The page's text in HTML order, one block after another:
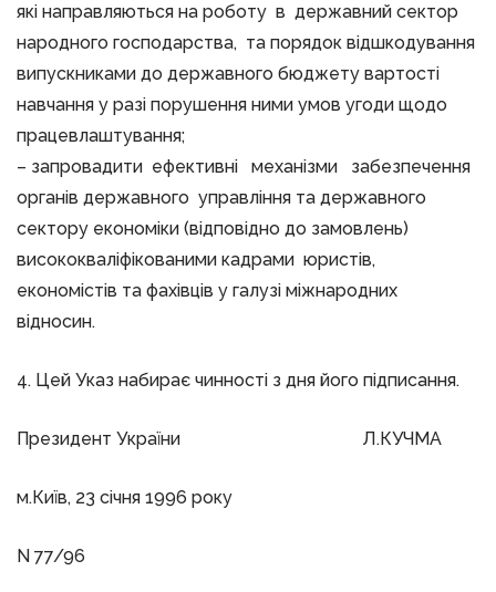
які направляються на роботу в державний сектор
народного господарства, та порядок відшкодування
випускниками до державного бюджету вартості
навчання у разі порушення ними умов угоди щодо
працевлаштування;
– запровадити ефективні механізми забезпечення
органів державного управління та державного
сектору економіки (відповідно до замовлень)
висококваліфікованими кадрами юристів,
економістів та фахівців у галузі міжнародних
відносин.
4. Цей Указ набирає чинності з дня його підписання.
Президент України Л.КУЧМА
м.Київ, 23 січня 1996 року
N 77/96